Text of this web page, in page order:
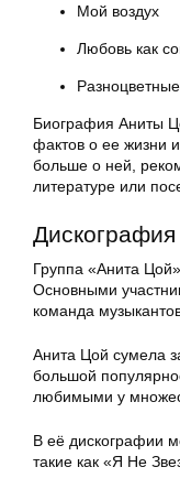
Мой воздух
Любовь как
Биография Аниты
фактов о ее жизни
больше о ней,
литературе или
Дискография
Группа «Анита
Основными
команда
Анита Цой сумела
большой
любимыми у
В её дискографии
такие как «Я Не